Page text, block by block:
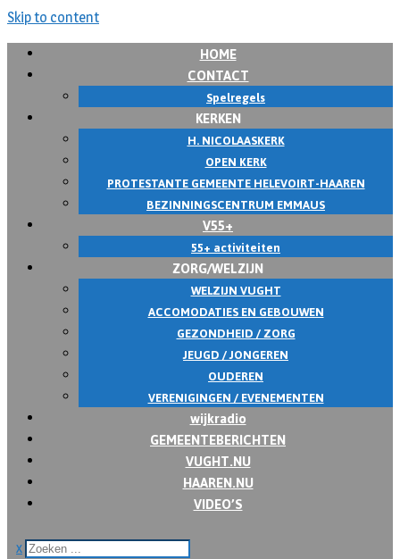
Skip to content
HOME
CONTACT
Spelregels
KERKEN
H. NICOLAASKERK
OPEN KERK
PROTESTANTE GEMEENTE HELEVOIRT-HAAREN
BEZINNINGSCENTRUM EMMAUS
V55+
55+ activiteiten
ZORG/WELZIJN
WELZIJN VUGHT
ACCOMODATIES EN GEBOUWEN
GEZONDHEID / ZORG
JEUGD / JONGEREN
OUDEREN
VERENIGINGEN / EVENEMENTEN
wijkradio
GEMEENTEBERICHTEN
VUGHT.NU
HAAREN.NU
VIDEO’S
x